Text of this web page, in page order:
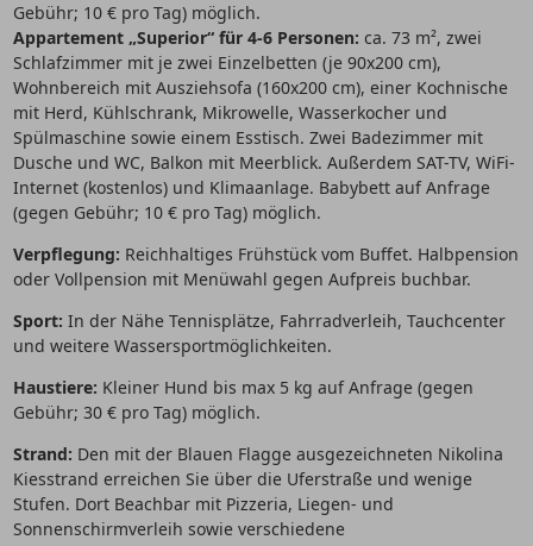
Gebühr; 10 € pro Tag) möglich.
Appartement „Superior“ für 4-6 Personen: ca. 73 m², zwei
Schlafzimmer mit je zwei Einzelbetten (je 90x200 cm),
Wohnbereich mit Ausziehsofa (160x200 cm), einer Kochnische
mit Herd, Kühlschrank, Mikrowelle, Wasserkocher und
Spülmaschine sowie einem Esstisch. Zwei Badezimmer mit
Dusche und WC, Balkon mit Meerblick. Außerdem SAT-TV, WiFi-
Internet (kostenlos) und Klimaanlage. Babybett auf Anfrage
(gegen Gebühr; 10 € pro Tag) möglich.
Verpflegung: Reichhaltiges Frühstück vom Buffet. Halbpension
oder Vollpension mit Menüwahl gegen Aufpreis buchbar.
Sport: In der Nähe Tennisplätze, Fahrradverleih, Tauchcenter
und weitere Wassersportmöglichkeiten.
Haustiere: Kleiner Hund bis max 5 kg auf Anfrage (gegen
Gebühr; 30 € pro Tag) möglich.
Strand: Den mit der Blauen Flagge ausgezeichneten Nikolina
Kiesstrand erreichen Sie über die Uferstraße und wenige
Stufen. Dort Beachbar mit Pizzeria, Liegen- und
Sonnenschirmverleih sowie verschiedene